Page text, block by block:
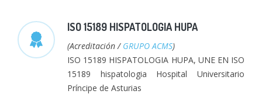
ISO 15189 HISPATOLOGIA HUPA
(Acreditación / GRUPO ACMS)
ISO 15189 HISPATOLOGIA HUPA, UNE EN ISO
15189 hispatologia Hospital Universitario
Príncipe de Asturias